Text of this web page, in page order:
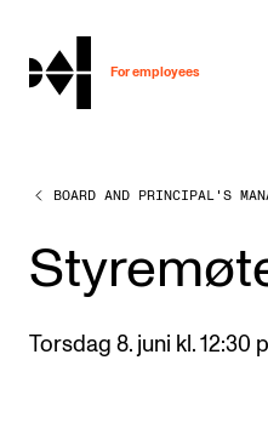
hjem
For employees
WORKING
Working Hours and Pay
Travels and Exchange
Welfare and Development
BOARD AND PRINCIPAL'S
Torsdag 8. juni kl. 12:30